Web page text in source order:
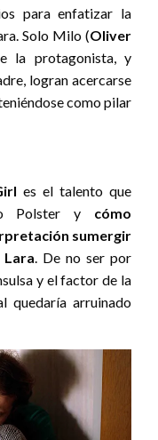
para enfatizar la
Solo Milo (Oliver
la protagonista, y
logran acercarse
como pilar
es el talento que
Polster y cómo
sumergir
. De no ser por
y el factor de la
quedaría arruinado